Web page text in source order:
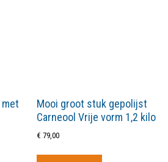
Mooi groot stuk gepolijst
Carneool Vrije vorm 1,2 kilo
€ 79,00